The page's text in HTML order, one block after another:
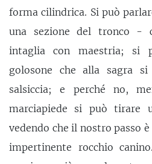
forma cilindrica. Si può
una sezione del tronco -
intaglia con maestria; si
golosone che alla sagra
salsiccia; e perché no,
marciapiede si può tirare
vedendo che il nostro passo
impertinente rocchio